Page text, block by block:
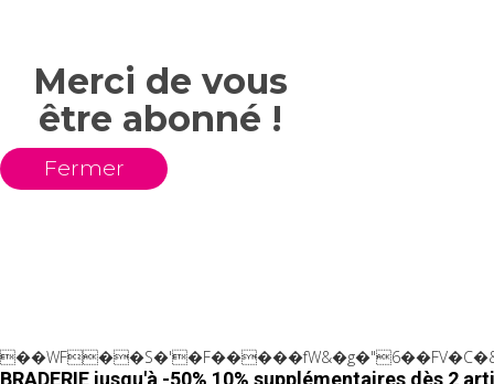
Merci de vous
être abonné !
Fermer
BRADERIE jusqu'à -50% 10% supplémentaires dès 2